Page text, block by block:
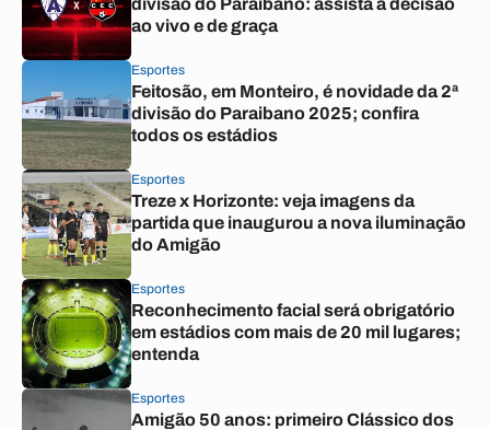
divisão do Paraibano: assista à decisão
ao vivo e de graça
Esportes
Feitosão, em Monteiro, é novidade da 2ª
divisão do Paraibano 2025; confira
todos os estádios
Esportes
Treze x Horizonte: veja imagens da
partida que inaugurou a nova iluminação
do Amigão
Esportes
Reconhecimento facial será obrigatório
em estádios com mais de 20 mil lugares;
entenda
Esportes
Amigão 50 anos: primeiro Clássico dos